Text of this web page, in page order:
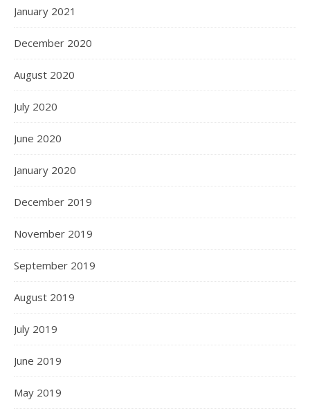
January 2021
December 2020
August 2020
July 2020
June 2020
January 2020
December 2019
November 2019
September 2019
August 2019
July 2019
June 2019
May 2019